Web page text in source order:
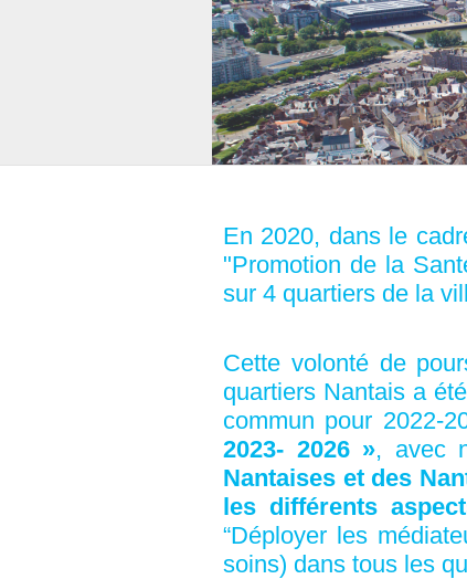
En 2020, dans le
"Promotion de la
sur 4 quartiers de la
Cette volonté de
quartiers Nantais a
commun pour 2022-
2023- 2026 », avec
Nantaises et des
les différents
“Déployer les
soins) dans tous les